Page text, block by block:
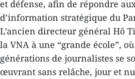
et défense, afin de répondre
d’information stratégique du
L’ancien directeur général Hô
la VNA à une “grande école”,
générations de journalistes se
œuvrant sans relâche, jour et